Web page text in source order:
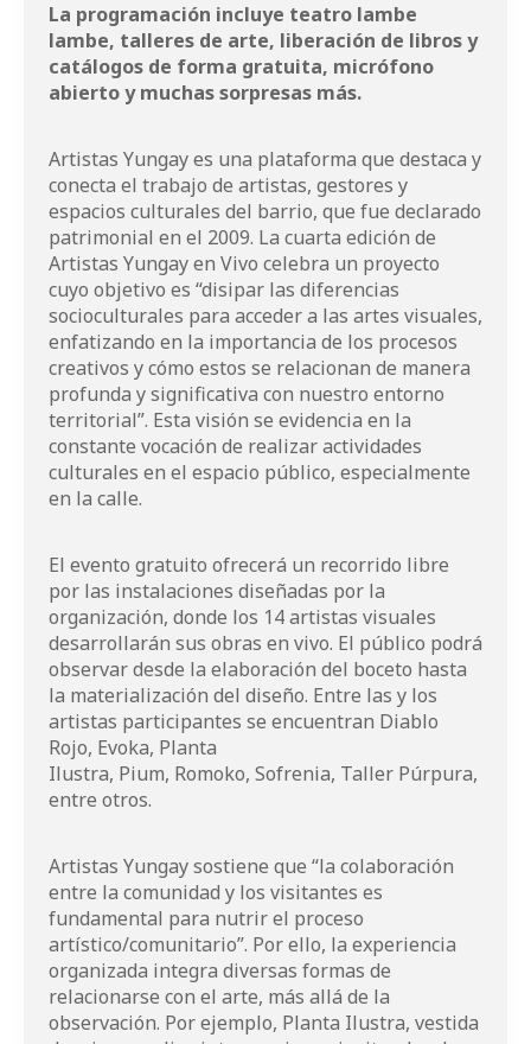
La programación incluye teatro lambe
lambe, talleres de arte, liberación de libros y
catálogos de forma gratuita, micrófono
abierto y muchas sorpresas más.
Artistas Yungayes una plataforma que destaca y
conecta el trabajo de artistas, gestores y
espacios culturales del barrio, que fue declarado
patrimonial en el 2009. La cuarta edición de
Artistas Yungay en Vivo celebra un proyecto
cuyo objetivo es “disipar las diferencias
socioculturales para acceder a las artes visuales,
enfatizando en la importancia de los procesos
creativos y cómo estos se relacionan de manera
profunda y significativa con nuestro entorno
territorial”. Esta visión se evidencia en la
constante vocación de realizar actividades
culturales en el espacio público, especialmente
en la calle.
El evento gratuito ofrecerá un recorrido libre
por las instalaciones diseñadas por la
organización, donde los 14 artistas visuales
desarrollarán sus obras en vivo. El público podrá
observar desde la elaboración del boceto hasta
la materialización del diseño. Entre las y los
artistas participantes se encuentran Diablo
Rojo, Evoka, Planta
Ilustra, Pium, Romoko, Sofrenia, Taller Púrpura,
entre otros.
Artistas Yungaysostiene que “la colaboración
entre la comunidad y los visitantes es
fundamental para nutrir el proceso
artístico/comunitario”. Por ello, la experiencia
organizada integra diversas formas de
relacionarse con el arte, más allá de la
observación. Por ejemplo, Planta Ilustra, vestida